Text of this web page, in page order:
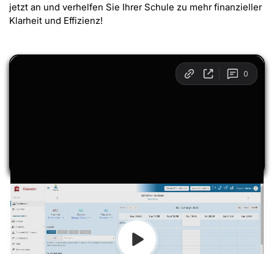
jetzt an und verhelfen Sie Ihrer Schule zu mehr finanzieller
Klarheit und Effizienz!
Transcript
00:01